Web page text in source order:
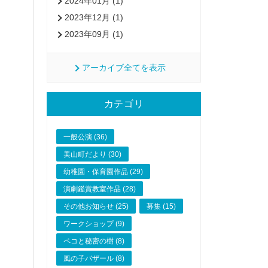
2023年12月 (1)
2023年09月 (1)
アーカイブ全てを表示
カテゴリ
一般公演 (36)
美山町だより (30)
幼稚園・保育園作品 (29)
演劇鑑賞教室作品 (28)
その他お知らせ (25) 募集 (15)
ワークショップ (9)
ペコと秘密の樹 (8)
風の子バザール (8)